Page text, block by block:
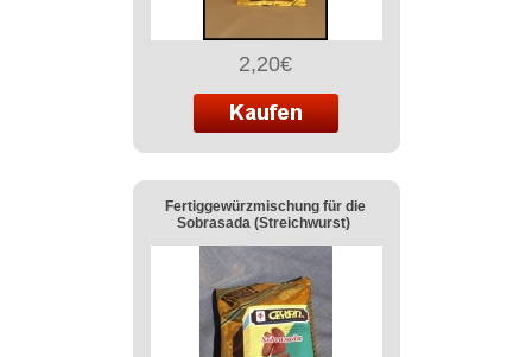
2,20€
Fertiggewürzmischung für die
Sobrasada (Streichwurst)